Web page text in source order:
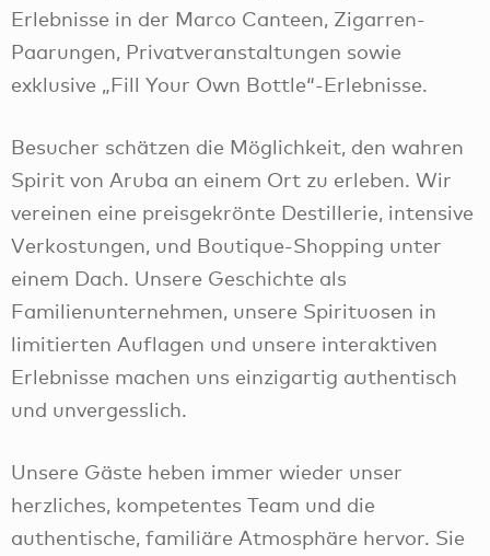
Erlebnisse in der Marco Canteen, Zigarren-
Paarungen, Privatveranstaltungen sowie
exklusive „Fill Your Own Bottle“-Erlebnisse.
Besucher schätzen die Möglichkeit, den wahren
Spirit von Aruba an einem Ort zu erleben. Wir
vereinen eine preisgekrönte Destillerie, intensive
Verkostungen, und Boutique-Shopping unter
einem Dach. Unsere Geschichte als
Familienunternehmen, unsere Spirituosen in
limitierten Auflagen und unsere interaktiven
Erlebnisse machen uns einzigartig authentisch
und unvergesslich.
Unsere Gäste heben immer wieder unser
herzliches, kompetentes Team und die
authentische, familiäre Atmosphäre hervor. Sie